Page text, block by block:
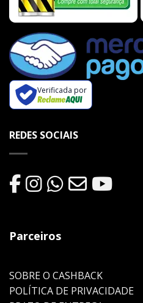
Verificada por
REDES SOCIAIS
Parceiros
SOBRE O CASHBACK
POLÍTICA DE PRIVACIDADE